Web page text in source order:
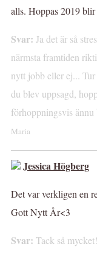
alls. Hoppas 2019
Svar: Ja det är så
närmsta framtiden
nytt jobb eller ej...
du blev uppsagd,
förhoppningsvis
Maria
Jessica Högberg
Det var verkligen en
Gott Nytt År<3
Svar: Tack så